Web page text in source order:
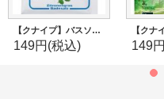
【クナイプ】バスソルト：レモングラス＆レモンバームの香り 40g
149円 (税込) 149円